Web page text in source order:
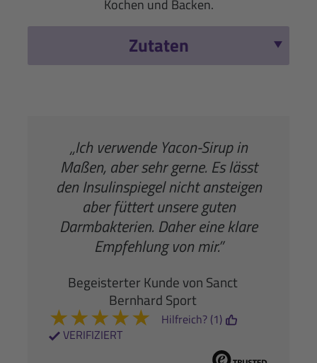
Kochen und Backen.
Zutaten
„Ich verwende Yacon-Sirup in
Maßen, aber sehr gerne. Es lässt
den Insulinspiegel nicht ansteigen
aber füttert unsere guten
Darmbakterien. Daher eine klare
Empfehlung von mir.”
Begeisterter Kunde von Sanct
Bernhard Sport
★★★★★
VERIFIZIERT
Hilfreich? (1)